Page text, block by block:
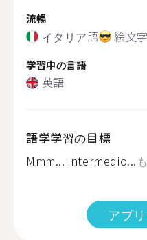
流暢
イタリア語 絵文字
学習中の言語
英語
語学学習の目標
Mmm... intermedio...
アプ